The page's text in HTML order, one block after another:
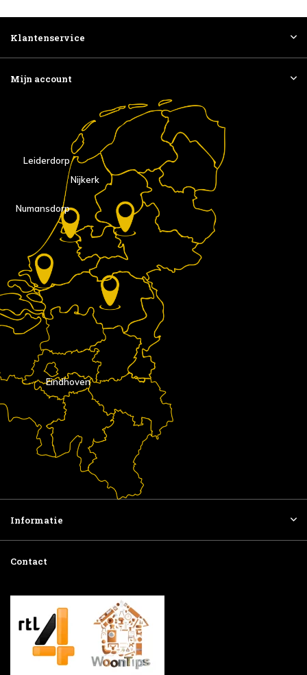
Klantenservice
Mijn account
Eindhoven
Nijkerk
Numansdorp
Leiderdorp
Informatie
Contact